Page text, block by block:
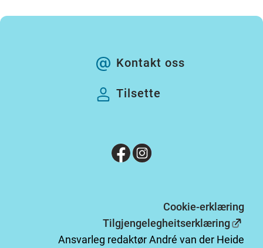
Kontakt oss
Tilsette
Cookie-erklæring
Tilgjengelegheitserklæring
Ansvarleg redaktør André van der Heide